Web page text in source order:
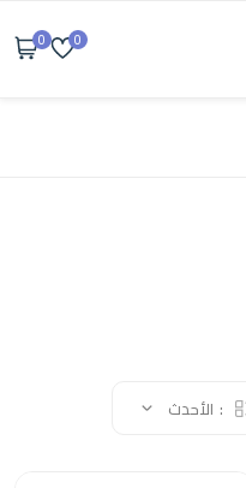
0
0
الأحدث